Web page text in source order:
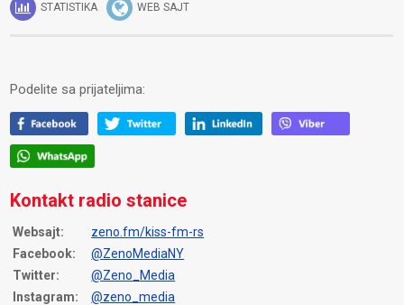
STATISTIKA WEB SAJT
Podelite sa prijateljima:
Kontakt radio stanice
Websajt:
zeno.fm/kiss-fm-rs
Facebook:
@ZenoMediaNY
Twitter:
@Zeno_Media
Instagram:
@zeno_media